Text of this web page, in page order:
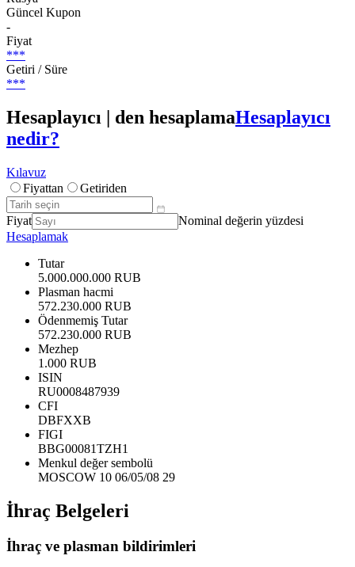
Güncel Kupon
-
Fiyat
***
Getiri / Süre
***
Hesaplayıcı | den hesaplamaHesaplayıcı
nedir?
Kılavuz
Fiyattan
Getiriden
Fiyat
Nominal değerin yüzdesi
Hesaplamak
Tutar
5.000.000.000 RUB
Plasman hacmi
572.230.000 RUB
Ödenmemiş Tutar
572.230.000 RUB
Mezhep
1.000 RUB
ISIN
RU0008487939
CFI
DBFXXB
FIGI
BBG00081TZH1
Menkul değer sembolü
MOSCOW 10 06/05/08 29
İhraç Belgeleri
İhraç ve plasman bildirimleri